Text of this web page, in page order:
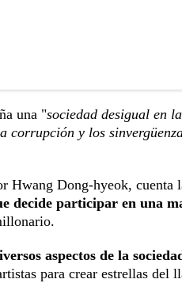
una "sociedad desigual en
corrupción y los
Hwang Dong-hyeok, cuenta
decide participar en una
aspectos de la
para crear estrellas del